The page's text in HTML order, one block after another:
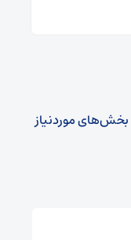
بخش‌های موردنیاز